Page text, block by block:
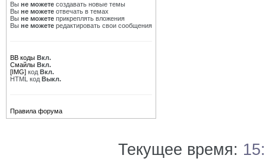
Вы не можете создавать новые темы
Вы не можете отвечать в темах
Вы не можете прикреплять вложения
Вы не можете редактировать свои сообщения
BB коды Вкл.
Смайлы Вкл.
[IMG] код Вкл.
HTML код Выкл.
Правила форума
Текущее время: